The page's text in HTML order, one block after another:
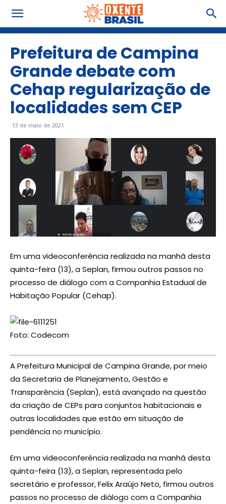
Prefeitura de Campina
Grande debate com
Cehap regularização de
localidades sem CEP
13 de maio de 2021
Em uma videoconferência realizada na manhã desta
quinta-feira (13), a Seplan, firmou outros passos no
processo de diálogo com a Companhia Estadual de
Habitação Popular (Cehap).
Foto: Codecom
A Prefeitura Municipal de Campina Grande, por meio
da Secretaria de Planejamento, Gestão e
Transparência (Seplan), está avançado na questão
da criação de CEPs para conjuntos habitacionais e
outras localidades que estão em situação de
pendência no município.
Em uma videoconferência realizada na manhã desta
quinta-feira (13), a Seplan, representada pelo
secretário e professor, Felix Araújo Neto, firmou outros
passos no processo de diálogo com a Companhia